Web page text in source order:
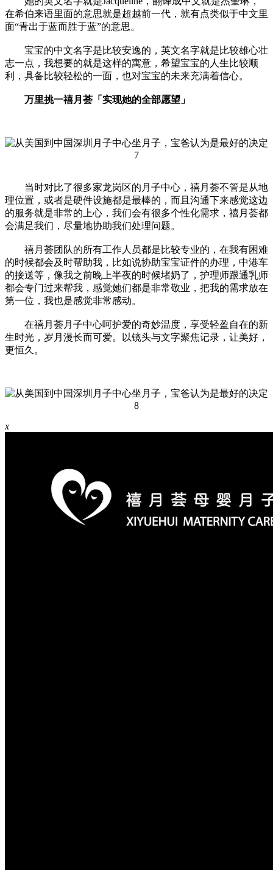
在希伯来语里面的意思就是超越前一代，就有点类似于中文里
面“青出于蓝而胜于蓝”的意思。
宝宝的中文名字是比较安逸的，英文名字就是比较雄心壮
志一点，我想要的就是这样的寓意，希望宝宝的人生比较顺
利，具备比较轻松的一面，也对宝宝的未来充满着信心。
万里挑一禧月荟「实现她的全部愿望」
当时对比了很多家龙岗区的月子中心，禧月荟不管是从地
理位置，或者是硬件设施都是最棒的，而且沟通下来感觉这边
的服务就是非常的上心，我们会有很多个性化需求，禧月荟都
会满足我们，尽量地协助我们处理问题。
禧月荟团队的所有工作人员都是比较专业的，在我有困难
的时候都会及时帮助我，比如说协助宝宝证件的办理，中港车
的接送等，像我之前晚上半夜的时候堵奶了，护理师跟通乳师
都会专门过来帮我，感觉她们都是非常敬业，把我的需求放在
第一位，我也是感觉非常感动。
在禧月荟月子中心呵护爱的奇妙温度，享受轻盈自在的新
生时光，岁月漫长而可爱。以镜头与文字聚焦记录，让美好，
更恒久。
x